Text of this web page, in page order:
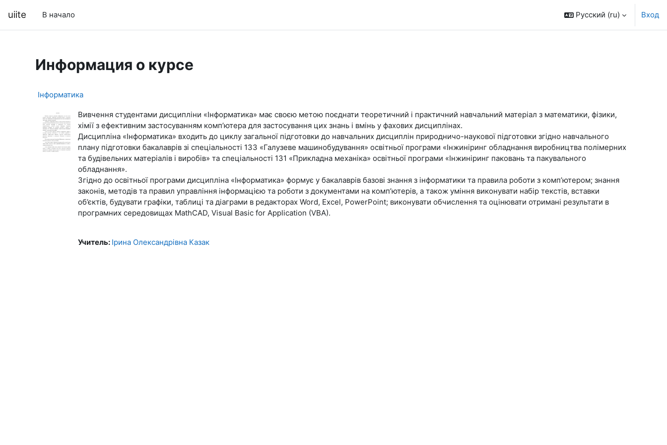
uiite В начало Русский ‎(ru)‎ Вход
Информация о курсе
Інформатика
Вивчення студентами дисципліни «Інформатика» має своєю метою поєднати теоретичний і практичний навчальний матеріал з математики, фізики,
хімії з ефективним застосуванням комп’ютера для застосування цих знань і вмінь у фахових дисциплінах.
Дисципліна «Інформатика» входить до циклу загальної підготовки до навчальних дисциплін природничо-наукової підготовки згідно навчального
плану підготовки бакалаврів зі спеціальності 133 «Галузеве машинобудування» освітньої програми «Інжиніринг обладнання виробництва полімерних
та будівельних матеріалів і виробів» та спеціальності 131 «Прикладна механіка» освітньої програми «Інжиніринг паковань та пакувального
обладнання».
Згідно до освітньої програми дисципліна «Інформатика» формує у бакалаврів базові знання з інформатики та правила роботи з комп’ютером; знання
законів, методів та правил управління інформацією та роботи з документами на комп’ютерів, а також уміння виконувати набір текстів, вставки
об’єктів, будувати графіки, таблиці та діаграми в редакторах Word, Excel, PowerPoint; виконувати обчислення та оцінювати отримані результати в
програмних середовищах MathCAD, Visual Basic for Application (VBA).
Учитель: Ірина Олександрівна Казак